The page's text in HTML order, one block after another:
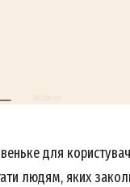
для
людям, яких